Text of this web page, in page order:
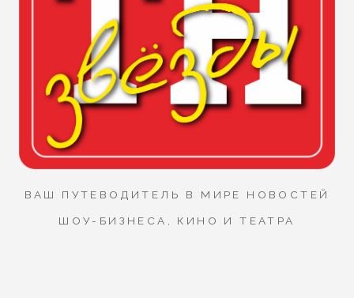
ВАШ ПУТЕВОДИТЕЛЬ В МИРЕ НОВОСТЕЙ
ШОУ-БИЗНЕСА, КИНО И ТЕАТРА